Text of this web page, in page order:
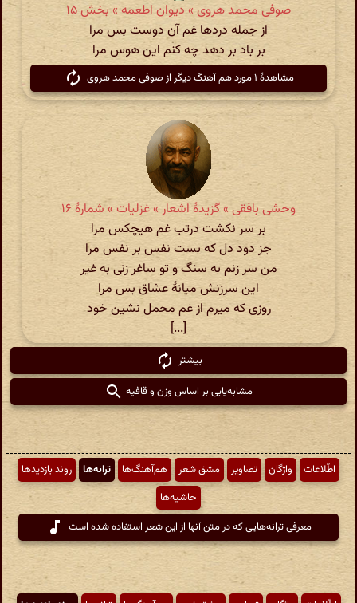
صوفی محمد هروی » دیوان اطعمه » بخش ۱۵
از جمله دردها غم آن دوست بس مرا
بر باد بر دهد چه کنم این هوس مرا
مشاهدهٔ ۱ مورد هم آهنگ دیگر از صوفی محمد هروی
وحشی بافقی » گزیدهٔ اشعار » غزلیات » شمارهٔ ۱۶
بر سر نکشت درتب غم هیچکس مرا
جز دود دل که بست نفس بر نفس مرا
من سر زنم به سنگ و تو ساغر زنی به غیر
این سرزنش میانهٔ عشاق بس مرا
روزی که میرم از غم محمل نشین خود
[...]
بیشتر
مشابه‌یابی بر اساس وزن و قافیه
اطّلاعات واژگان تصاویر مشق شعر هم‌آهنگ‌ها ترانه‌ها
روند بازدیدها
حاشیه‌ها
معرفی ترانه‌هایی که در متن آنها از این شعر استفاده شده است